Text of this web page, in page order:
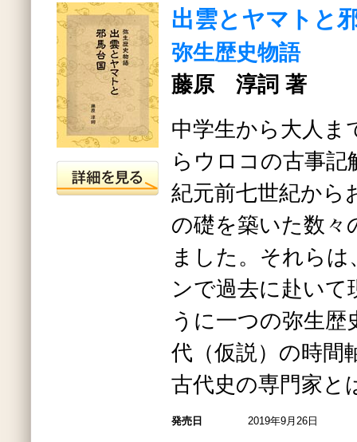
出雲とヤマトと
弥生歴史物語
藤原 淳詞 著
中学生から大人ま
らウロコの古事記
紀元前七世紀から
の礎を築いた数々
ました。それら
ンで過去に赴いて
うに一つの弥生歴
代（仮説）の時間
古代史の専門家
発売日 2019年9月26日